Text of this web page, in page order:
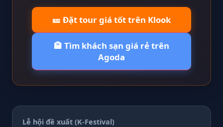
🎫 Đặt tour giá tốt trên Klook
🏨 Tìm khách sạn giá rẻ trên
Agoda
Lễ hội đề xuất (K-Festival)